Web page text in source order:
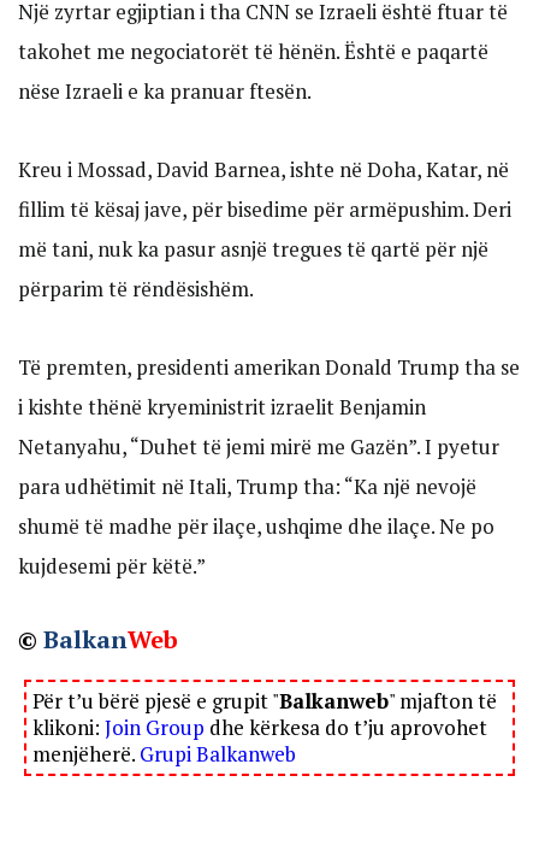
Një zyrtar egjiptian i tha CNN se Izraeli është ftuar të
takohet me negociatorët të hënën. Është e paqartë
nëse Izraeli e ka pranuar ftesën.
Kreu i Mossad, David Barnea, ishte në Doha, Katar, në
fillim të kësaj jave, për bisedime për armëpushim. Deri
më tani, nuk ka pasur asnjë tregues të qartë për një
përparim të rëndësishëm.
Të premten, presidenti amerikan Donald Trump tha se
i kishte thënë kryeministrit izraelit Benjamin
Netanyahu, “Duhet të jemi mirë me Gazën”. I pyetur
para udhëtimit në Itali, Trump tha: “Ka një nevojë
shumë të madhe për ilaçe, ushqime dhe ilaçe. Ne po
kujdesemi për këtë.”
© BalkanWeb
Për t’u bërë pjesë e grupit "Balkanweb" mjafton të
klikoni: Join Group dhe kërkesa do t’ju aprovohet
menjëherë. Grupi Balkanweb